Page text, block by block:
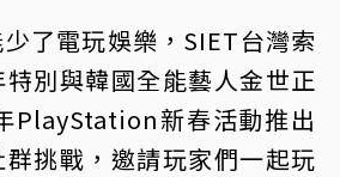
了電玩娛樂，SIET台灣索
別與韓國全能藝人金世正
PlayStation新春活動推出
挑戰，邀請玩家們一起玩